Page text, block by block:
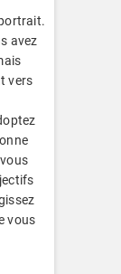
avez
vers
vous